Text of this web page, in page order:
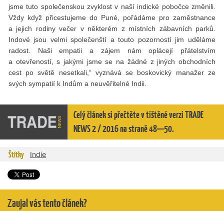
jsme tuto společenskou zvyklost v naší indické pobočce změnili.
Vždy když přicestujeme do Puné, pořádáme pro zaměstnance
a jejich rodiny večer v některém z místních zábavních parků.
Indové jsou velmi společenští a touto pozorností jim uděláme
radost. Naši empatii a zájem nám oplácejí přátelstvím
a otevřeností, s jakými jsme se na žádné z jiných obchodních
cest po světě nesetkali,“ vyznává se boskovický manažer ze
svých sympatií k Indům a neuvěřitelné Indii.
Celý článek si přečtěte v tištěné verzi TRADE
NEWS 2 / 2016 na straně 48—50.
Štítky Indie
Zaujal vás tento článek?